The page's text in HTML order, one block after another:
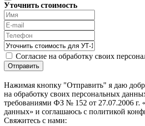
Уточнить стоимость
Согласие на обработку своих
Отправить
Нажимая кнопку "Отправить" я даю
на обработку своих персональных
требованиями ФЗ № 152 от 27.07.2006 г.
данных» и соглашаюсь с политикой
Cвяжитесь с нами: